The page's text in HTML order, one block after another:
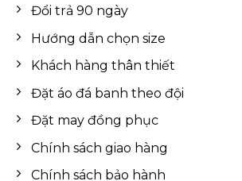
Đổi trả 90 ngày
Hướng dẫn chọn size
Khách hàng thân thiết
Đặt áo đá banh theo đội
Đặt may đồng phục
Chính sách giao hàng
Chính sách bảo hành